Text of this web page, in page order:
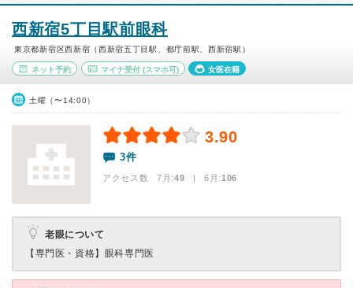
西新宿5丁目駅前眼科
東京都新宿区西新宿（西新宿五丁目駅、都庁前駅、西新宿駅）
ネット予約 マイナ受付(スマホ可) 女医在籍
土曜（〜14:00）
3.90
3件
アクセス数 7月:49 | 6月:106
老眼について
【専門医・資格】 眼科専門医